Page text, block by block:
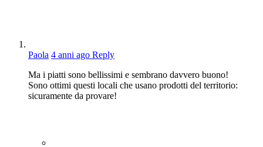
Paola 4 anni ago Reply
Ma i piatti sono bellissimi e sembrano davvero buono!
Sono ottimi questi locali che usano prodotti del territorio:
sicuramente da provare!